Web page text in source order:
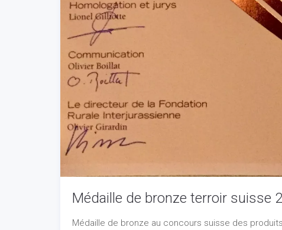
Médaille de bronze terroir suisse
Médaille de bronze au concours suisse des